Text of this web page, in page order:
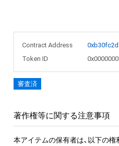
Contract Address
Token ID
審査済
著作権等に関する注意事項
本アイテムの保有者は、以下の